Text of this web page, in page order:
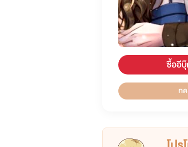
ซื้ออี
ท